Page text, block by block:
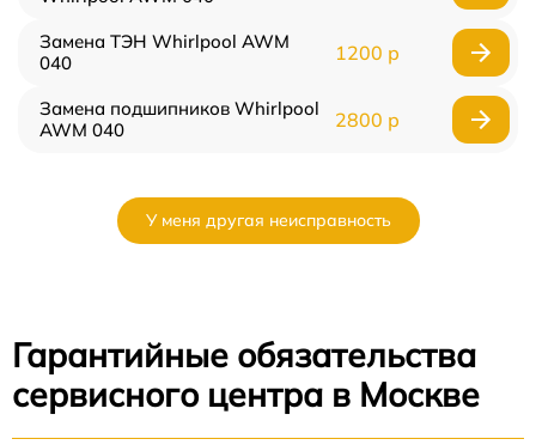
Замена ТЭН Whirlpool AWM
040
1200 р
Замена подшипников Whirlpool
AWM 040
2800 р
У меня другая неисправность
Гарантийные обязательства
сервисного центра в Москве